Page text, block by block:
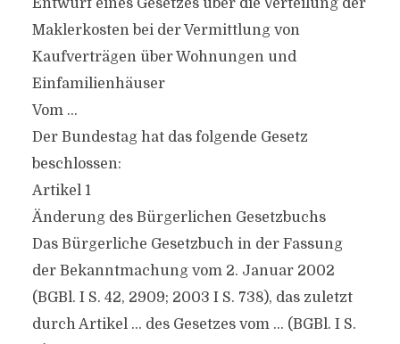
Entwurf eines Gesetzes über die Verteilung der
Maklerkosten bei der Vermittlung von
Kaufverträgen über Wohnungen und
Einfamilienhäuser
Vom …
Der Bundestag hat das folgende Gesetz
beschlossen:
Artikel 1
Änderung des Bürgerlichen Gesetzbuchs
Das Bürgerliche Gesetzbuch in der Fassung
der Bekanntmachung vom 2. Januar 2002
(BGBl. I S. 42, 2909; 2003 I S. 738), das zuletzt
durch Artikel … des Gesetzes vom … (BGBl. I S.